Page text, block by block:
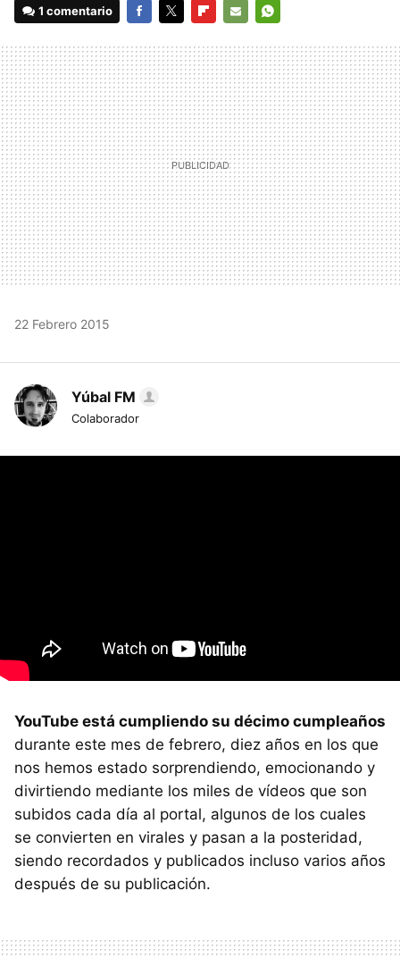
1 comentario
MAIL
22 Febrero 2015
Yúbal FM
Colaborador
YouTube está cumpliendo su décimo cumpleaños
durante este mes de febrero, diez años en los que
nos hemos estado sorprendiendo, emocionando y
divirtiendo mediante los miles de vídeos que son
subidos cada día al portal, algunos de los cuales
se convierten en virales y pasan a la posteridad,
siendo recordados y publicados incluso varios años
después de su publicación.